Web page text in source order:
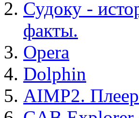
Судоку -
факты.
Opera
Dolphin
AIMP2.